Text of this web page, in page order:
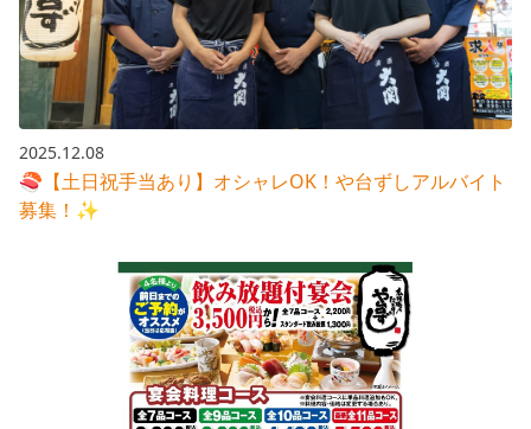
2025.12.08
🍣【土日祝手当あり】オシャレOK！や台ずしアルバイト
募集！✨